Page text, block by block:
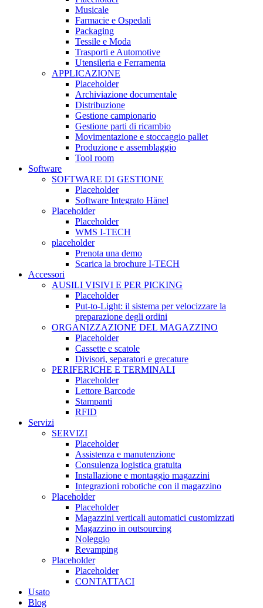
Musicale
Farmacie e Ospedali
Packaging
Tessile e Moda
Trasporti e Automotive
Utensileria e Ferramenta
APPLICAZIONE
Placeholder
Archiviazione documentale
Distribuzione
Gestione campionario
Gestione parti di ricambio
Movimentazione e stoccaggio pallet
Produzione e assemblaggio
Tool room
Software
SOFTWARE DI GESTIONE
Placeholder
Software Integrato Hänel
Placeholder
Placeholder
WMS I-TECH
placeholder
Prenota una demo
Scarica la brochure I-TECH
Accessori
AUSILI VISIVI E PER PICKING
Placeholder
Put-to-Light: il sistema per velocizzare la
preparazione degli ordini
ORGANIZZAZIONE DEL MAGAZZINO
Placeholder
Cassette e scatole
Divisori, separatori e grecature
PERIFERICHE E TERMINALI
Placeholder
Lettore Barcode
Stampanti
RFID
Servizi
SERVIZI
Placeholder
Assistenza e manutenzione
Consulenza logistica gratuita
Installazione e montaggio magazzini
Integrazioni robotiche con il magazzino
Placeholder
Placeholder
Magazzini verticali automatici customizzati
Magazzino in outsourcing
Noleggio
Revamping
Placeholder
Placeholder
CONTATTACI
Usato
Blog